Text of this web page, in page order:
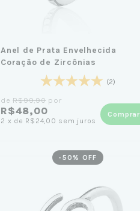
Anel de Prata Envelhecida
Coração de Zircônias
(2)
deR$99,90por
R$48,00
2 x de R$24,00 sem juros
Comprar
- 50 % OFF